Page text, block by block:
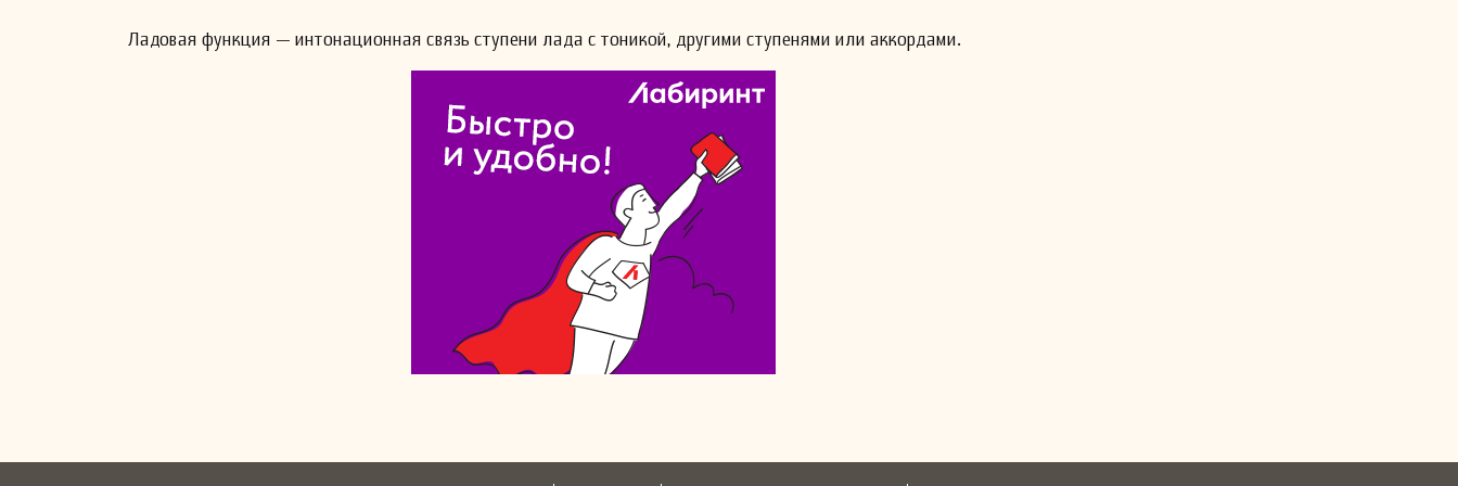
Ладовая функция — интонационная связь ступени лада с тоникой, другими ступенями или аккордами.